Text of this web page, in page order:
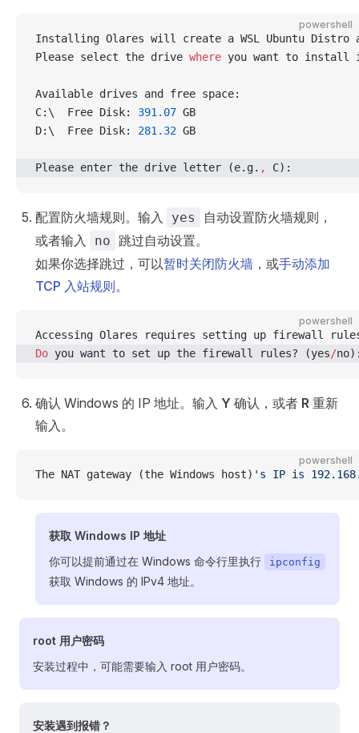
powershell
Installing Olares will create a WSL Ubuntu Distro
Please select the drive where you want to
Available drives and free space:
C:\  Free Disk: 391.07 GB
D:\  Free Disk: 281.32 GB
Please enter the drive letter (e.g. , C):
配置防火墙规则。输入 yes
自动设置防火墙规则，
或者输入
no
跳过自动设置。
如果你选择跳过，可以暂时关闭防火墙 ，或手动添加
TCP 入站规则。
powershell
Accessing Olares requires setting up firewall
Do you want to set up the firewall rules? (yes/
确认 Windows 的 IP 地址。输入 Y 确认，或者 R 重新
输入。
powershell
The NAT gateway (the Windows host) 's IP is
获取 Windows IP 地址
你可以提前通过在 Windows 命令行里执行
ipconfig
获取 Windows 的 IPv4 地址。
root 用户密码
安装过程中，可能需要输入 root 用户密码。
安装遇到报错？